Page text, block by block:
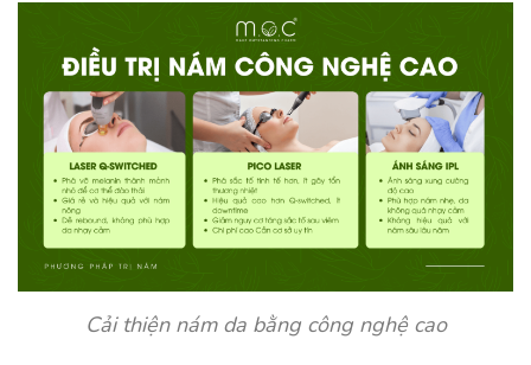
Cải thiện nám da bằng công nghệ cao